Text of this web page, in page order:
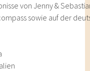
von Jenny &
sowie auf der